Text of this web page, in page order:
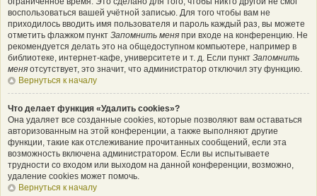
воспользоваться вашей учётной записью. Для того чтобы вам не
приходилось вводить имя пользователя и пароль каждый раз, вы можете
отметить флажком пункт Запомнить меня при входе на конференцию. Не
рекомендуется делать это на общедоступном компьютере, например в
библиотеке, интернет-кафе, университете и т. д. Если пункт Запомнить
меня отсутствует, это значит, что администратор отключил эту функцию.
Вернуться к началу
Что делает функция «Удалить cookies»?
Она удаляет все созданные cookies, которые позволяют вам оставаться
авторизованным на этой конференции, а также выполняют другие
функции, такие как отслеживание прочитанных сообщений, если эта
возможность включена администратором. Если вы испытываете
трудности со входом или выходом на данной конференции, возможно,
удаление cookies может помочь.
Вернуться к началу